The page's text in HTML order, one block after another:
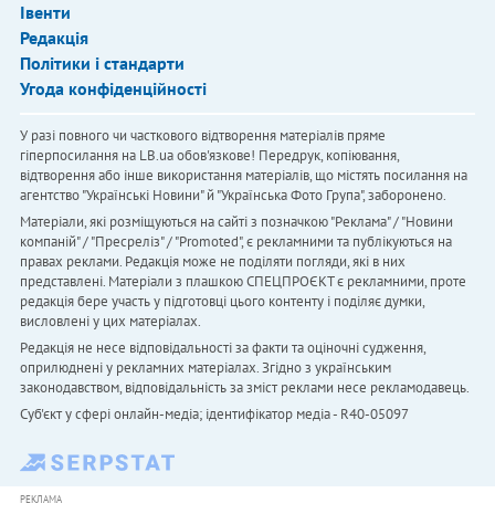
Івенти
Редакція
Політики і стандарти
Угода конфіденційності
У разі повного чи часткового відтворення матеріалів пряме
гіперпосилання на LB.ua обов'язкове! Передрук, копіювання,
відтворення або інше використання матеріалів, що містять посилання на
агентство "Українськi Новини" й "Українська Фото Група", заборонено.
Матеріали, які розміщуються на сайті з позначкою "Реклама" / "Новини
компаній" / "Пресреліз" / "Promoted", є рекламними та публікуються на
правах реклами. Редакція може не поділяти погляди, які в них
представлені. Матеріали з плашкою СПЕЦПРОЄКТ є рекламними, проте
редакція бере участь у підготовці цього контенту і поділяє думки,
висловлені у цих матеріалах.
Редакція не несе відповідальності за факти та оціночні судження,
оприлюднені у рекламних матеріалах. Згідно з українським
законодавством, відповідальність за зміст реклами несе рекламодавець.
Cуб'єкт у сфері онлайн-медіа; ідентифікатор медіа - R40-05097
РЕКЛАМА